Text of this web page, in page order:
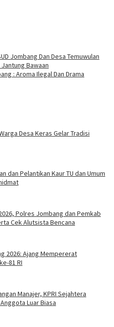
Jombang Dan Desa Temuwulan
Bawaan
: Aroma Ilegal Dan Drama
Desa Keras Gelar Tradisi
dan Pelantikan Kaur TU dan Umum
Polres Jombang dan Pemkab
Cek Alutsista Bencana
2026: Ajang Mempererat
81 RI
Manajer, KPRI Sejahtera
Luar Biasa